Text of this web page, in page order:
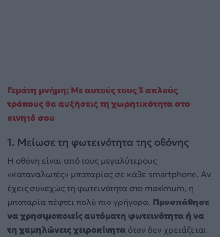
Γεμάτη μνήμη; Με αυτούς τους 3 απλούς
τρόπους θα αυξήσεις τη χωρητικότητα στο
κινητό σου
1. Μείωσε τη φωτεινότητα της οθόνης
Η οθόνη είναι από τους μεγαλύτερους
«καταναλωτές» μπαταρίας σε κάθε smartphone. Αν
έχεις συνεχώς τη φωτεινότητα στο maximum, η
μπαταρία πέφτει πολύ πιο γρήγορα. Προσπάθησε
να χρησιμοποιείς αυτόματη φωτεινότητα ή να
τη χαμηλώνεις χειροκίνητα όταν δεν χρειάζεται